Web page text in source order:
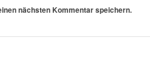
nächsten Kommentar speichern.